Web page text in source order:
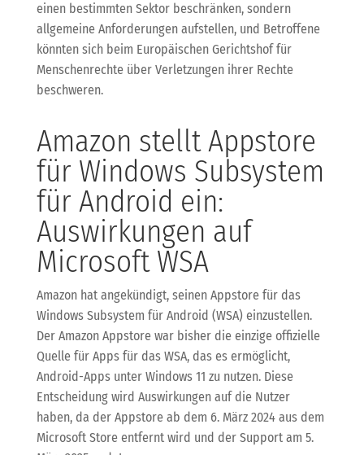
einen bestimmten Sektor beschränken, sondern
allgemeine Anforderungen aufstellen, und Betroffene
könnten sich beim Europäischen Gerichtshof für
Menschenrechte über Verletzungen ihrer Rechte
beschweren.
Amazon stellt Appstore
für Windows Subsystem
für Android ein:
Auswirkungen auf
Microsoft WSA
Amazon hat angekündigt, seinen Appstore für das
Windows Subsystem für Android (WSA) einzustellen.
Der Amazon Appstore war bisher die einzige offizielle
Quelle für Apps für das WSA, das es ermöglicht,
Android-Apps unter Windows 11 zu nutzen. Diese
Entscheidung wird Auswirkungen auf die Nutzer
haben, da der Appstore ab dem 6. März 2024 aus dem
Microsoft Store entfernt wird und der Support am 5.